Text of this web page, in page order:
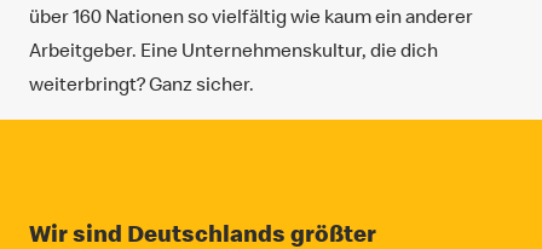
über 160 Nationen so vielfältig wie kaum ein anderer
Arbeitgeber. Eine Unternehmenskultur, die dich
weiterbringt? Ganz sicher.
Wir sind Deutschlands größter